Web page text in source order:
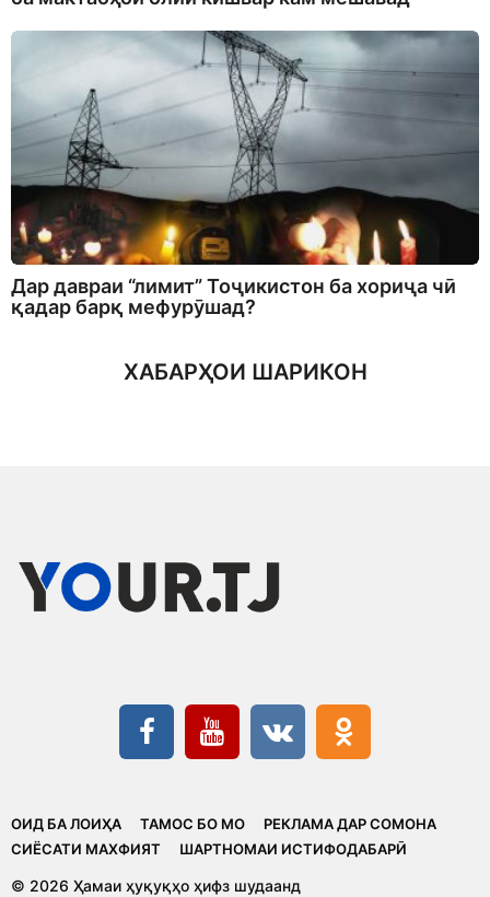
Дар давраи “лимит” Тоҷикистон ба хориҷа чӣ
қадар барқ мефурӯшад?
ХАБАРҲОИ ШАРИКОН
ОИД БА ЛОИҲА ТАМОС БО МО
РЕКЛАМА ДАР СОМОНА
CИЁСАТИ МАХФИЯТ
ШАРТНОМАИ ИСТИФОДАБАРӢ
© 2026 Ҳамаи ҳуқуқҳо ҳифз шудаанд